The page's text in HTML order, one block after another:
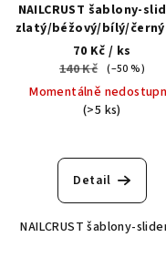
NAILCRUST šablony-
zlatý/béžový/bílý/černý
- Vodolepka
70 Kč / ks
140 Kč (–50 %)
Momentálně
(>5 ks)
Detail
NAILCRUST šablony-